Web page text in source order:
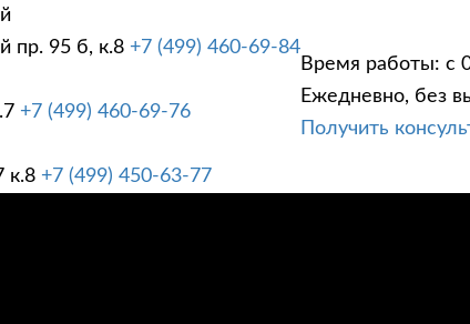
пр. 95 б, к.8 +7 (499) 460-69-84
+7 (499) 460-69-76
к.8 +7 (499) 450-63-77
Время работы: с
Ежедневно, без
Получить